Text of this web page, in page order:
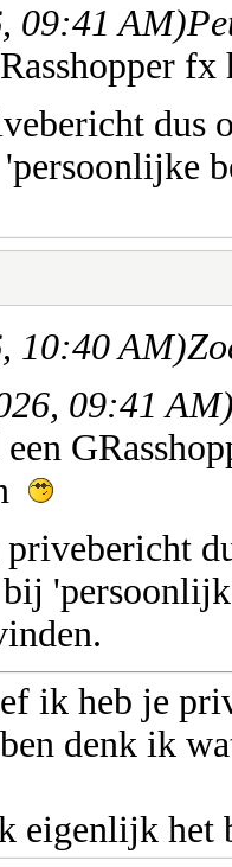
09:41 AM)
dus
10:40 AM)
09:41
een
privebericht
ik heb je
denk ik
eigenlijk het